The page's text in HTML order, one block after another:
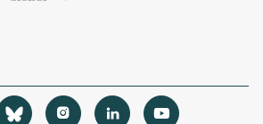
  